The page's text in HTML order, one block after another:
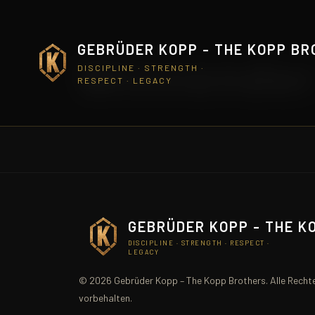
GEBRÜDER KOPP - THE KOPP
DISCIPLINE · STRENGTH ·
RESPECT · LEGACY
GEBRÜDER KOPP - THE
DISCIPLINE · STRENGTH · RESPECT ·
LEGACY
© 2026 Gebrüder Kopp – The Kopp Brothers. Alle
vorbehalten.